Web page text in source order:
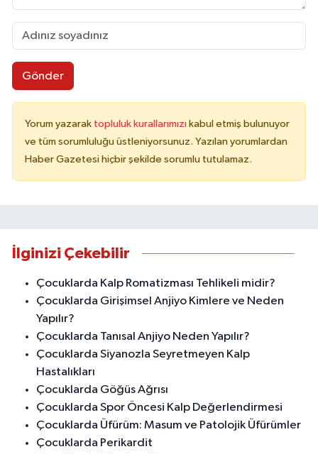
Gönder
Yorum yazarak topluluk kurallarımızı kabul etmiş bulunuyor
ve tüm sorumluluğu üstleniyorsunuz. Yazılan yorumlardan
Haber Gazetesi hiçbir şekilde sorumlu tutulamaz.
İlginizi Çekebilir
Çocuklarda Kalp Romatizması Tehlikeli midir?
Çocuklarda Girişimsel Anjiyo Kimlere ve Neden
Yapılır?
Çocuklarda Tanısal Anjiyo Neden Yapılır?
Çocuklarda Siyanozla Seyretmeyen Kalp
Hastalıkları
Çocuklarda Göğüs Ağrısı
Çocuklarda Spor Öncesi Kalp Değerlendirmesi
Çocuklarda Üfürüm: Masum ve Patolojik Üfürümler
Çocuklarda Perikardit